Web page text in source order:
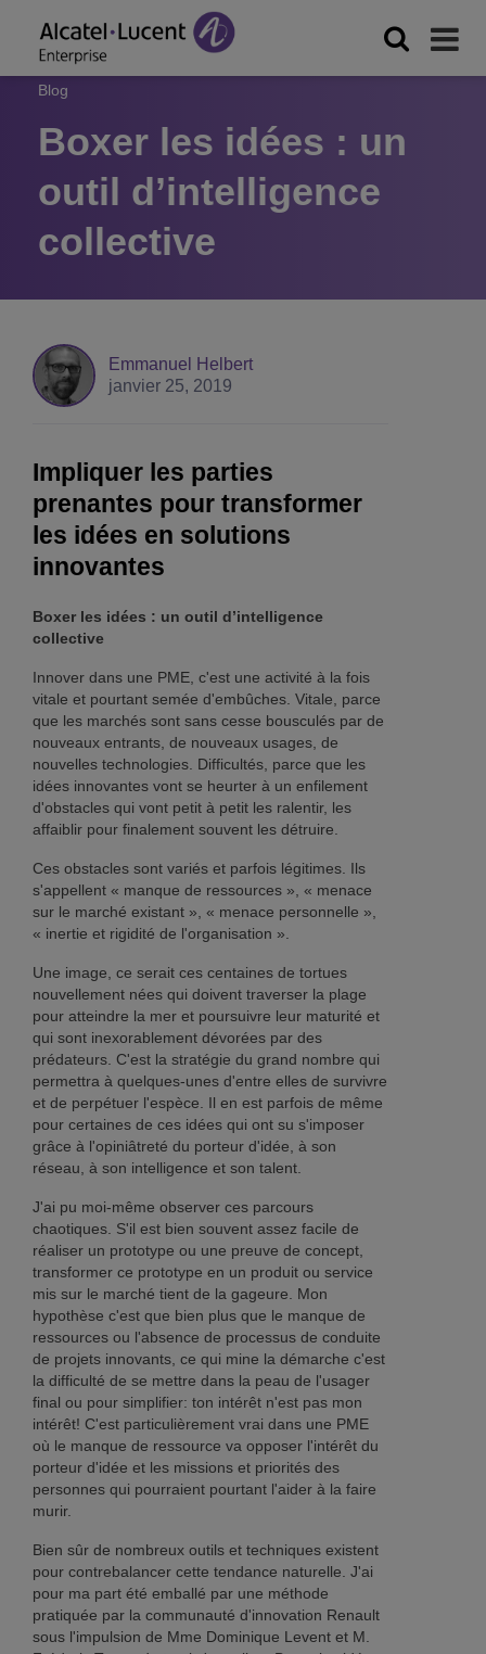
Blog
Boxer les idées : un
outil d’intelligence
collective
Emmanuel Helbert
janvier 25, 2019
Impliquer les parties
prenantes pour transformer
les idées en solutions
innovantes
Boxer les idées : un outil d’intelligence
collective
Innover dans une PME, c'est une activité à la fois
vitale et pourtant semée d'embûches. Vitale, parce
que les marchés sont sans cesse bousculés par de
nouveaux entrants, de nouveaux usages, de
nouvelles technologies. Difficultés, parce que les
idées innovantes vont se heurter à un enfilement
d'obstacles qui vont petit à petit les ralentir, les
affaiblir pour finalement souvent les détruire.
Ces obstacles sont variés et parfois légitimes. Ils
s'appellent « manque de ressources », « menace
sur le marché existant », « menace personnelle »,
« inertie et rigidité de l'organisation ».
Une image, ce serait ces centaines de tortues
nouvellement nées qui doivent traverser la plage
pour atteindre la mer et poursuivre leur maturité et
qui sont inexorablement dévorées par des
prédateurs. C'est la stratégie du grand nombre qui
permettra à quelques-unes d'entre elles de survivre
et de perpétuer l'espèce. Il en est parfois de même
pour certaines de ces idées qui ont su s'imposer
grâce à l'opiniâtreté du porteur d'idée, à son
réseau, à son intelligence et son talent.
J'ai pu moi-même observer ces parcours
chaotiques. S'il est bien souvent assez facile de
réaliser un prototype ou une preuve de concept,
transformer ce prototype en un produit ou service
mis sur le marché tient de la gageure. Mon
hypothèse c'est que bien plus que le manque de
ressources ou l'absence de processus de conduite
de projets innovants, ce qui mine la démarche c'est
la difficulté de se mettre dans la peau de l'usager
final ou pour simplifier: ton intérêt n'est pas mon
intérêt! C'est particulièrement vrai dans une PME
où le manque de ressource va opposer l'intérêt du
porteur d'idée et les missions et priorités des
personnes qui pourraient pourtant l'aider à la faire
murir.
Bien sûr de nombreux outils et techniques existent
pour contrebalancer cette tendance naturelle. J'ai
pour ma part été emballé par une méthode
pratiquée par la communauté d'innovation Renault
sous l'impulsion de Mme Dominique Levent et M.